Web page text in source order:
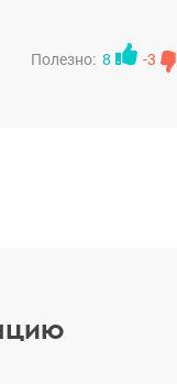
Полезно: 8 -3